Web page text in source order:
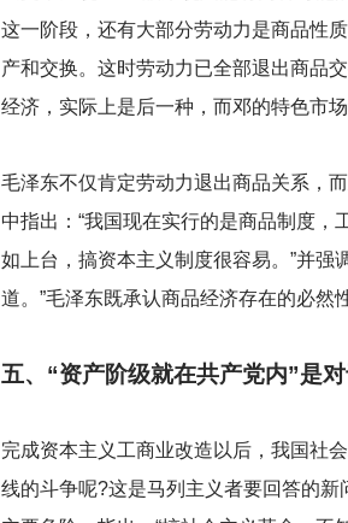
这一阶段，还有大部分劳动力是商品性
产和交换。这时劳动力已全部退出商品
经济，实际上是后一种，而邓的特色市
毛泽东不仅肯定劳动力退出商品关系，
中指出：“我国现在实行的是商品制度
如上台，搞资本主义制度很容易。”并强
道。”毛泽东既承认商品经济存在的必然
五、“资产阶级就在共产党内”是
完成资本主义工商业改造以后，我国社
线的斗争呢?这是马列主义者要回答的新